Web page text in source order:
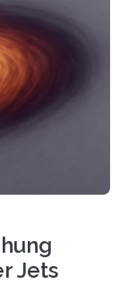
veröffentlichte
sind
oder anders
es in den…
Jets